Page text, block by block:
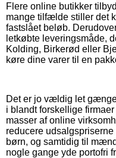
Flere online butikker
mange tilfælde stiller det
fastslået beløb.
letkøbte leveringsmåde,
Kolding, Birkerød eller
køre dine varer til en
Det er jo vældig let
i blandt forskellige
masser af online
reducere
børn, og samtidig til
nogle gange yde portofri